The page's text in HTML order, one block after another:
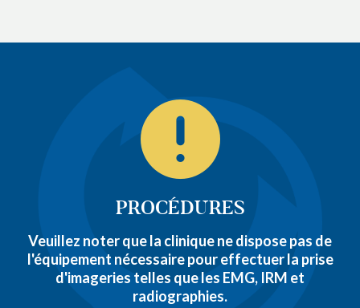
PROCÉDURES
Veuillez noter que la clinique ne dispose pas de
l'équipement nécessaire pour effectuer la prise
d'imageries telles que les EMG, IRM et
radiographies.